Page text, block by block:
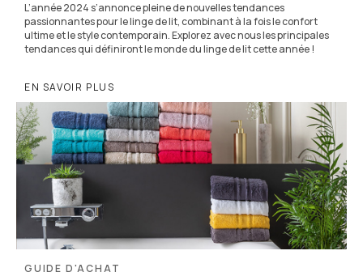
L’année 2024 s’annonce pleine de nouvelles tendances
passionnantes pour le linge de lit, combinant à la fois le confort
ultime et le style contemporain. Explorez avec nous les principales
tendances qui définiront le monde du linge de lit cette année !
EN SAVOIR PLUS
GUIDE D'ACHAT